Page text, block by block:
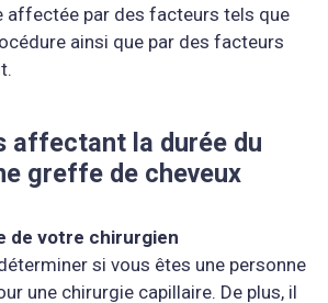
affectée par des facteurs tels que
ainsi que par des facteurs
affectant la durée du
greffe de cheveux
de votre chirurgien
si vous êtes une personne
une chirurgie capillaire. De plus, il